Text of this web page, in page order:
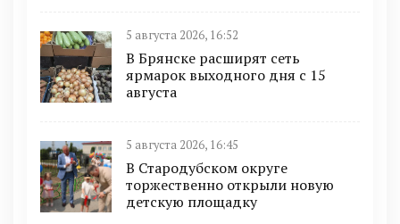
5 августа 2026, 16:52
В Брянске расширят сеть
ярмарок выходного дня с 15
августа
5 августа 2026, 16:45
В Стародубском округе
торжественно открыли новую
детскую площадку